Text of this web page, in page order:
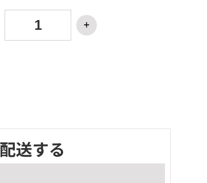
配送する